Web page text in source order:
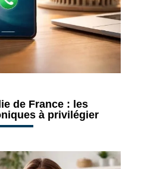
de France : les
à privilégier